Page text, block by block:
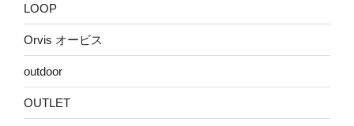
LOOP
Orvis オービス
outdoor
OUTLET